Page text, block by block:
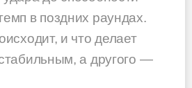
в поздних раундах.
и что делает
а другого —